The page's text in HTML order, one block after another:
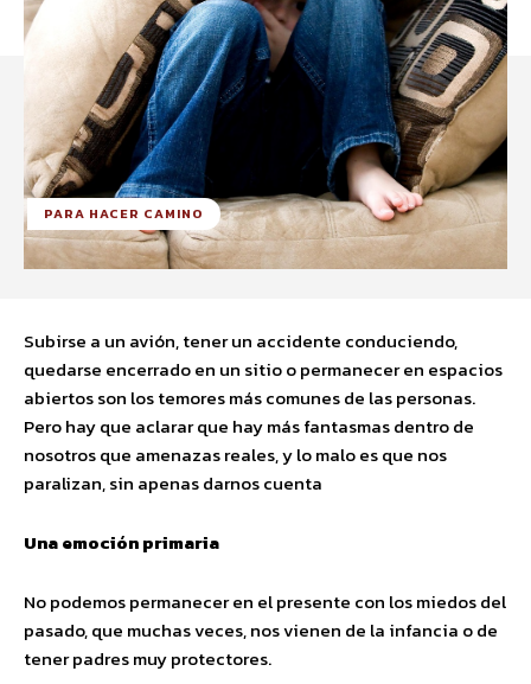
PARA HACER CAMINO
Subirse a un avión, tener un accidente conduciendo,
quedarse encerrado en un sitio o permanecer en espacios
abiertos son los temores más comunes de las personas.
Pero hay que aclarar que hay más fantasmas dentro de
nosotros que amenazas reales, y lo malo es que nos
paralizan, sin apenas darnos cuenta
Una emoción primaria
No podemos permanecer en el presente con los miedos del
pasado, que muchas veces, nos vienen de la infancia o de
tener padres muy protectores.